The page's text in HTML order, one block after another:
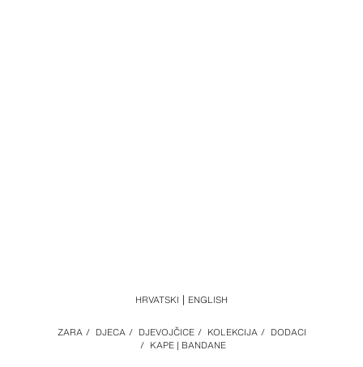
ZARA / DJECA / DJEVOJČICE / KOLEKCIJA / DODACI
/ KAPE | BANDANE
HRVATSKI ENGLISH